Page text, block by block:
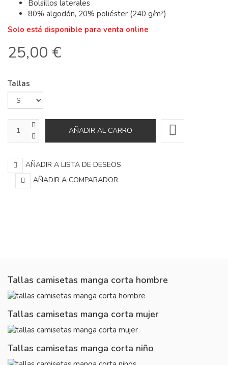
Bolsillos laterales
80% algodón, 20% poliéster (240 g/m²)
Solo está disponible para venta online
25,00 €
Tallas
AÑADIR A LISTA DE DESEOS
AÑADIR A COMPARADOR
Tallas camisetas manga corta hombre
Tallas camisetas manga corta mujer
Tallas camisetas manga corta niño